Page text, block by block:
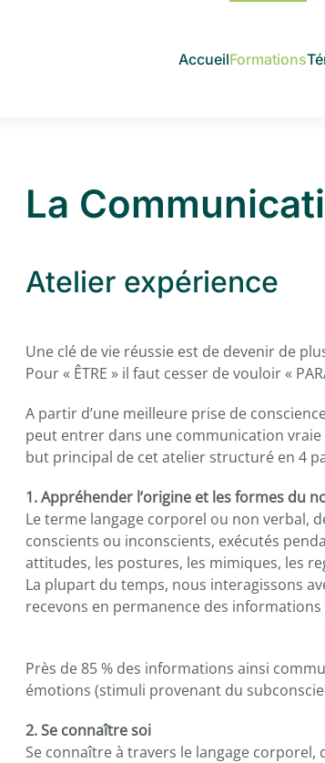
AccueilFormations
La
Atelier expérience
Une clé de vie réussie est de devenir de
Pour « ÊTRE » il faut cesser de vouloir «
A partir d’une meilleure prise de
peut entrer dans une communication vraie
but principal de cet atelier structuré en 4
1. Appréhender l’origine et les formes du
Le terme langage corporel ou non verbal,
conscients ou inconscients, exécutés
attitudes, les postures, les mimiques, les
La plupart du temps, nous interagissons
recevons en permanence des
Près de 85 % des informations ainsi
émotions (stimuli provenant du
2. Se connaître soi
Se connaître à travers le langage